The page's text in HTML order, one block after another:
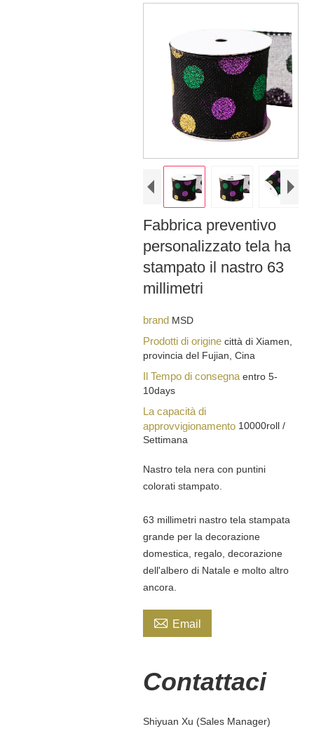
Fabbrica preventivo
personalizzato tela ha
stampato il nastro 63
millimetri
brand MSD
Prodotti di origine città di Xiamen,
provincia del Fujian, Cina
Il Tempo di consegna entro 5-
10days
La capacità di
approvvigionamento 10000roll /
Settimana
Nastro tela nera con puntini
colorati stampato.
63 millimetri nastro tela stampata
grande per la decorazione
domestica, regalo, decorazione
dell'albero di Natale e molto altro
ancora.
 Email
Contattaci
Shiyuan Xu (Sales Manager)